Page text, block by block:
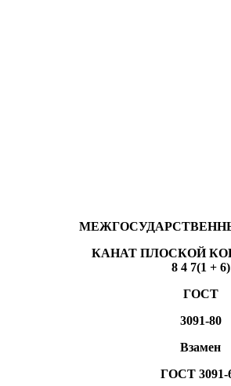
КАНАТ ПЛОСКОЙ
8 4 7(1 + 6)
ГОСТ
3091-80
Взамен
ГОСТ 3091-